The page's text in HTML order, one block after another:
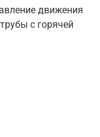
движения
с горячей